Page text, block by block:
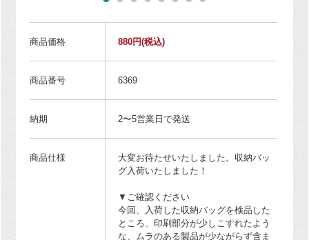
商品価格 880円(税込)
商品番号 6369
納期 2〜5営業日で発送
商品仕様
大変お待たせいたしました。収納バッ
グ入荷いたしました！
▼ご確認ください
今回、入荷した収納バッグを検品した
ところ、印刷部分が少しこすれたよう
な、ムラのある製品が少ながらず含ま